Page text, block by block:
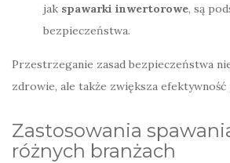
jak spawarki inwertorowe, są
bezpieczeństwa.
Przestrzeganie zasad bezpieczeństwa
zdrowie, ale także zwiększa efektywność
Zastosowania
różnych branżach